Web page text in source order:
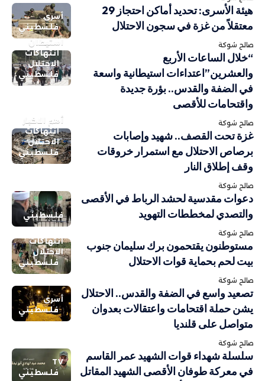
أسرى
فلسطيني
هيئة الأسرى: تحديد أماكن احتجاز 29
معتقلاً من غزة في سجون الاحتلال
صالح شوكة
استيطان
انتهاكات
الاحتلال
فلسطيني
“خلال الساعات الأربع
والعشرين”اعتداءات استيطانية واسعة
في الضفة والقدس.. بؤرة جديدة
واقتحامات للأقصى
صالح شوكة
أهم الاخبار
انتهاكات
الاحتلال
فلسطيني
غزة تحت القصف.. شهيد وإصابات
برصاص الاحتلال مع استمرار خروقات
وقف إطلاق النار
صالح شوكة
فلسطيني
دعوات مقدسية لحشد الرباط في الأقصى
والتصدي لمخططات التهويد
صالح شوكة
انتهاكات
الاحتلال
فلسطيني
مستوطنون يقتحمون برك سليمان جنوب
بيت لحم بحماية قوات الاحتلال
صالح شوكة
أسرى
فلسطيني
تصعيد واسع في الضفة والقدس.. الاحتلال
يشن حملة اقتحامات واعتقالات بعدوان
متواصل على قلنديا
صالح شوكة
TV
فلسطيني
سلسلة شهداء قوات الشهيد عمر القاسم
في معركة طوفان الأقصى الشهيد المقاتل